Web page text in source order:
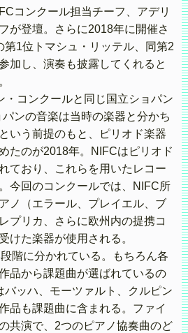
コンクール担当チーフ、アデリ
が登壇。さらに2018年に開催さ
第1位トマシュ・リッテル、同第2
加し、演奏も披露してくれると
・コンクールと同じ国立ショパン
ンの音楽は当時の楽器と分かち
いう前提のもと、ピリオド楽器
たのが2018年。NIFCはピリオド
ており、これらを用いたレコー
今回のコンクールでは、NIFC所
ノ（エラール、プレイエル、ブ
プリカ、さらに欧州内の提携コ
けた楽器が使用される。
階に分かれている。もちろん各
品から課題曲が選ばれているの
バッハ、モーツァルト、クルピン
品も課題曲に含まれる。ファイ
共演で、2つのピアノ協奏曲のど